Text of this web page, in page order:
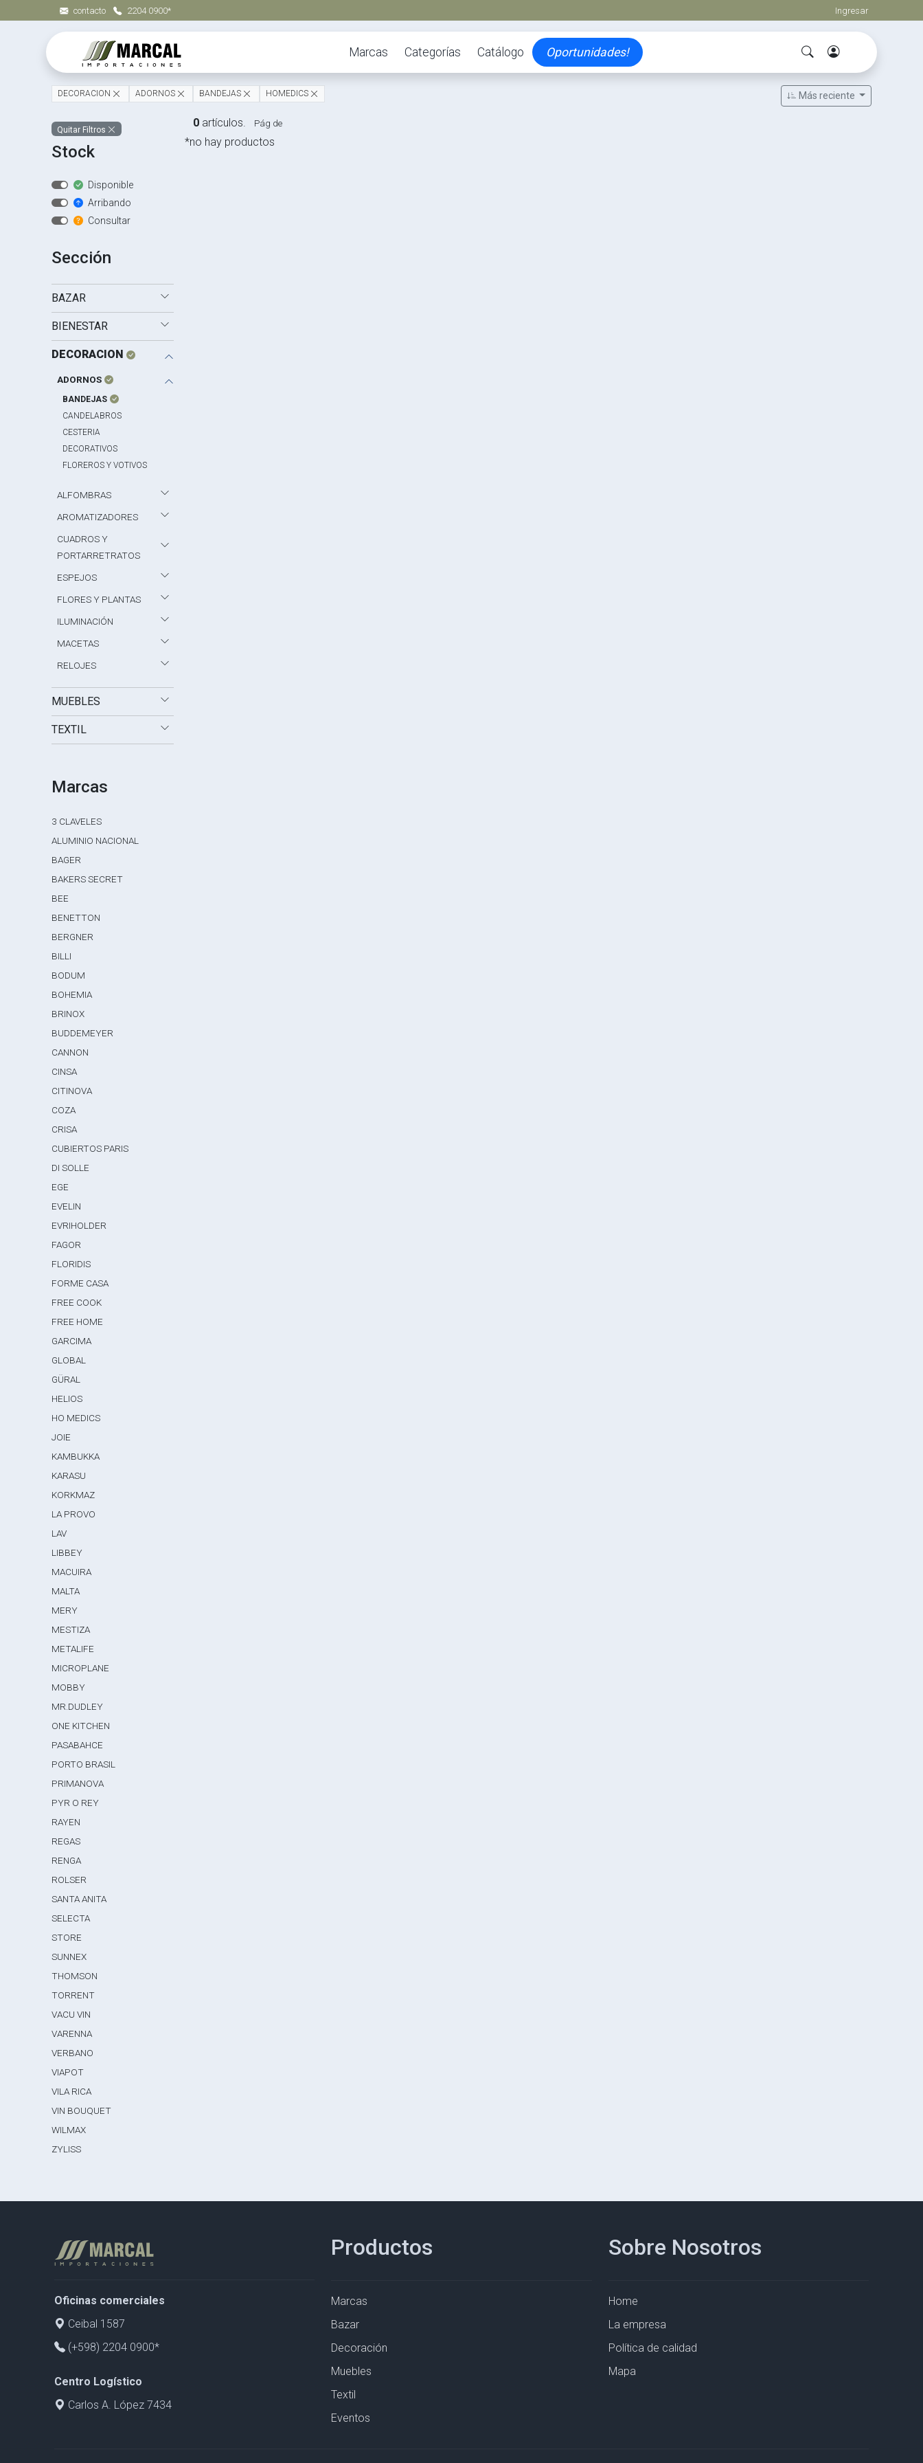
contacto 2204 0900* Ingresar
Marcas Categorías Catálogo Oportunidades!
Más reciente
DECORACION ADORNOS BANDEJAS HOMEDICS
Quitar Filtros
Stock
Disponible
Arribando
Consultar
Sección
BAZAR
BIENESTAR
DECORACION
ADORNOS
BANDEJAS
CANDELABROS
CESTERIA
DECORATIVOS
FLOREROS Y VOTIVOS
ALFOMBRAS
AROMATIZADORES
CUADROS Y
PORTARRETRATOS
ESPEJOS
FLORES Y PLANTAS
ILUMINACIÓN
MACETAS
RELOJES
MUEBLES
TEXTIL
Marcas
3 CLAVELES
ALUMINIO NACIONAL
BAGER
BAKERS SECRET
BEE
BENETTON
BERGNER
BILLI
BODUM
BOHEMIA
BRINOX
BUDDEMEYER
CANNON
CINSA
CITINOVA
COZA
CRISA
CUBIERTOS PARIS
DI SOLLE
EGE
EVELIN
EVRIHOLDER
FAGOR
FLORIDIS
FORME CASA
FREE COOK
FREE HOME
GARCIMA
GLOBAL
GÜRAL
HELIOS
HO MEDICS
JOIE
KAMBUKKA
KARASU
KORKMAZ
LA PROVO
LAV
LIBBEY
MACUIRA
MALTA
MERY
MESTIZA
METALIFE
MICROPLANE
MOBBY
MR.DUDLEY
ONE KITCHEN
PASABAHCE
PORTO BRASIL
PRIMANOVA
PYR O REY
RAYEN
REGAS
RENGA
ROLSER
SANTA ANITA
SELECTA
STORE
SUNNEX
THOMSON
TORRENT
VACU VIN
VARENNA
VERBANO
VIAPOT
VILA RICA
VIN BOUQUET
WILMAX
ZYLISS
*no hay productos
0artículos. Pág de
Oficinas comerciales
Ceibal 1587
(+598) 2204 0900*
Centro Logístico
Carlos A. López 7434
Productos
Marcas
Bazar
Decoración
Muebles
Textil
Eventos
Sobre Nosotros
Home
La empresa
Política de calidad
Mapa